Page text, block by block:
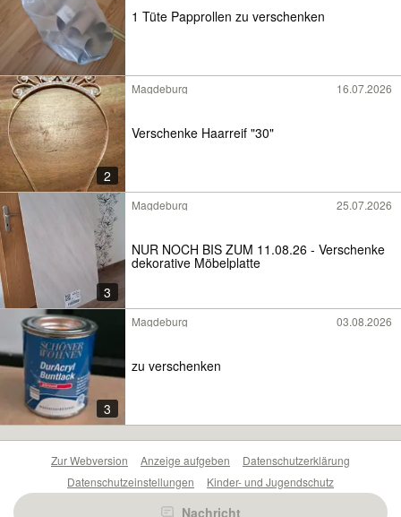
1 Tüte Papprollen zu verschenken
2
Magdeburg 16.07.2026
Verschenke Haarreif "30"
3
Magdeburg 25.07.2026
NUR NOCH BIS ZUM 11.08.26 - Verschenke
dekorative Möbelplatte
3
Magdeburg 03.08.2026
zu verschenken
Nachricht
Zur Webversion Anzeige aufgeben
Datenschutzerklärung
Datenschutzeinstellungen
Kinder- und Jugendschutz
Barrierefreiheitserklärung